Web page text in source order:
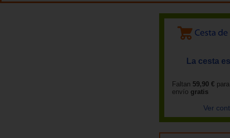
La cesta
Faltan 59,90 €
envío gratis
Ver